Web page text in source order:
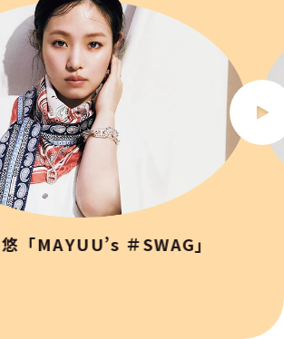
「MAYUU’s ＃SWAG」